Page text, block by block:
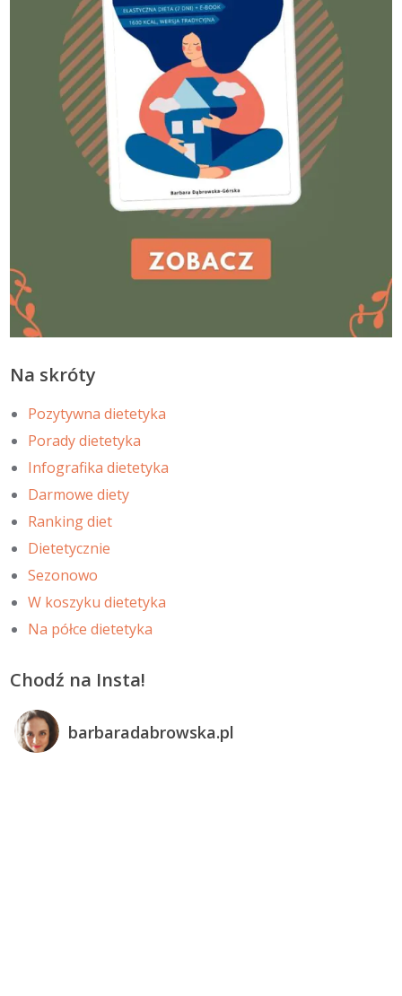
Na skróty
Pozytywna dietetyka
Porady dietetyka
Infografika dietetyka
Darmowe diety
Ranking diet
Dietetycznie
Sezonowo
W koszyku dietetyka
Na półce dietetyka
Chodź na Insta!
barbaradabrowska.pl